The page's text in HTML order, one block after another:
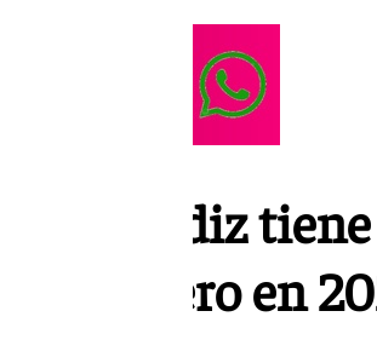
de Cádiz
de crucero en